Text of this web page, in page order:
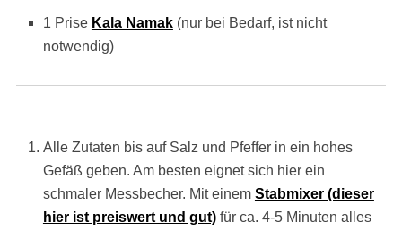
1 Prise Kala Namak (nur bei Bedarf, ist nicht
notwendig)
Alle Zutaten bis auf Salz und Pfeffer in ein hohes
Gefäß geben. Am besten eignet sich hier ein
schmaler Messbecher. Mit einem Stabmixer (dieser
hier ist preiswert und gut)für ca. 4-5 Minuten alles